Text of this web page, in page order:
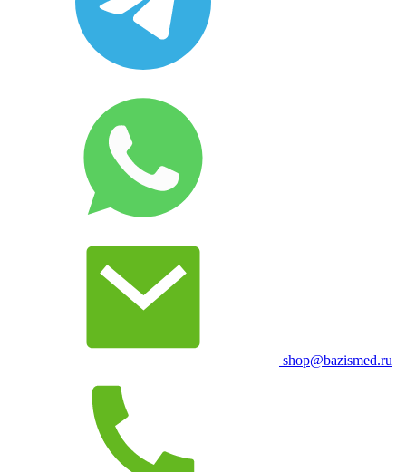
shop@bazismed.ru